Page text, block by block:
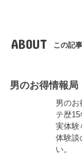
ABOUT この記
男のお得情報
男のお
テ歴
実体験
体験談
い。